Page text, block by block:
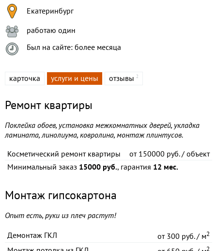
Екатеринбург
работаю один
Был на сайте: более месяца
карточка услуги и цены отзывы 2
Ремонт квартиры
Поклейка обоев, установка межкомнатных дверей, укладка
ламината, линолиума, ковролина, монтаж плинтусов.
Косметический ремонт квартиры
от150000 руб. / объект
Минимальный заказ 15000 руб., гарантия 12 мес.
Монтаж гипсокартона
Опыт есть, руки из плеч растут!
Демонтаж ГКЛ от300 руб. / м2
2